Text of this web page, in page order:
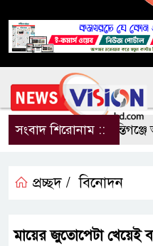
সংবাদ শিরোনাম ::‎শান্তিগঞ্জে
প্রচ্ছদ / বিনোদন
মায়ের জুতোপেটা খেয়েই